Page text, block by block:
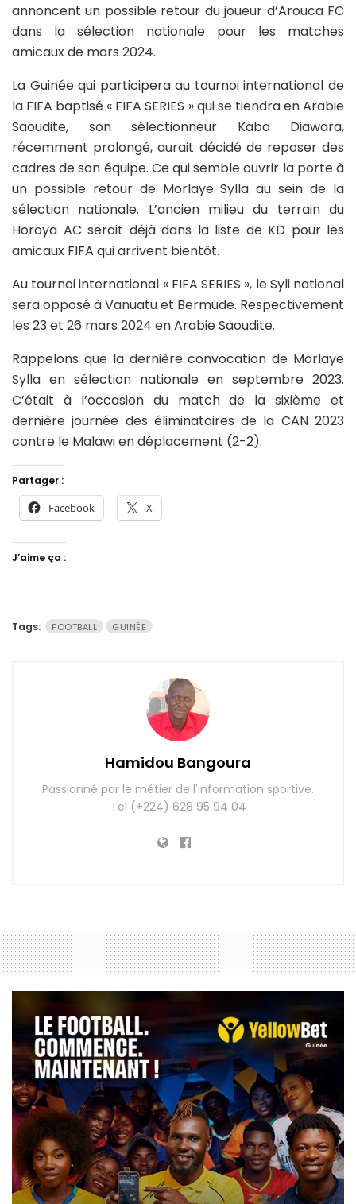
annoncent un possible retour du joueur d’Arouca FC
dans la sélection nationale pour les matches
amicaux de mars 2024.
La Guinée qui participera au tournoi international de
la FIFA baptisé « FIFA SERIES » qui se tiendra en Arabie
Saoudite, son sélectionneur Kaba Diawara,
récemment prolongé, aurait décidé de reposer des
cadres de son équipe. Ce qui semble ouvrir la porte à
un possible retour de Morlaye Sylla au sein de la
sélection nationale. L’ancien milieu du terrain du
Horoya AC serait déjà dans la liste de KD pour les
amicaux FIFA qui arrivent bientôt.
Au tournoi international « FIFA SERIES », le Syli national
sera opposé à Vanuatu et Bermude. Respectivement
les 23 et 26 mars 2024 en Arabie Saoudite.
Rappelons que la dernière convocation de Morlaye
Sylla en sélection nationale en septembre 2023.
C’était à l’occasion du match de la sixième et
dernière journée des éliminatoires de la CAN 2023
contre le Malawi en déplacement (2-2).
Partager :
Facebook X
J’aime ça :
Tags: FOOTBALL GUINÉE
Hamidou Bangoura
Passionné par le métier de l'information sportive.
Tel (+224) 628 95 94 04